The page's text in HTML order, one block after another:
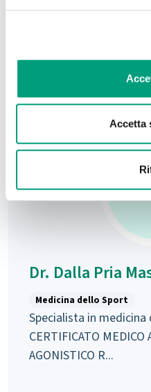
Accetta
Cardiologia
Cardiologo,
Dr. Dalla Pria
Medicina dello Sport
Specialista in medicina
CERTIFICATO MEDICO
AGONISTICO R...